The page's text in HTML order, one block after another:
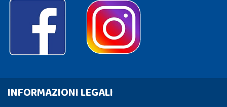
INFORMAZIONI LEGALI